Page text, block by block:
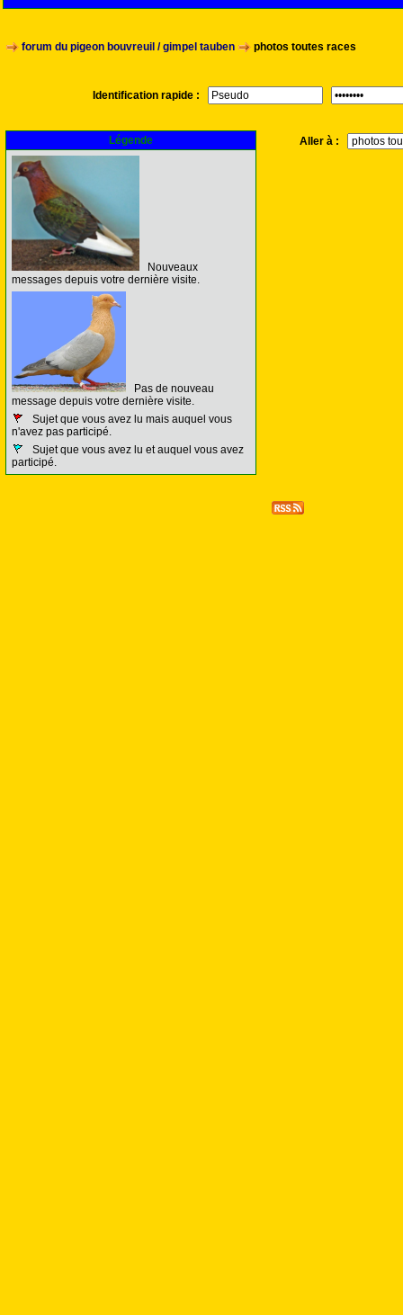
forum du pigeon bouvreuil / gimpel tauben photos toutes races
Identification rapide :
Légende
Nouveaux
messages depuis votre dernière visite.
Pas de nouveau
message depuis votre dernière visite.
Sujet que vous avez lu mais auquel vous
n'avez pas participé.
Sujet que vous avez lu et auquel vous avez
participé.
Aller à :